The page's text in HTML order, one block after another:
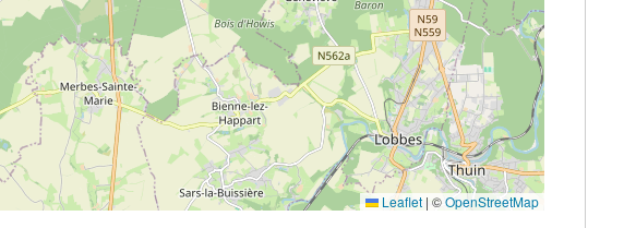
Leaflet | ©OpenStreetMap